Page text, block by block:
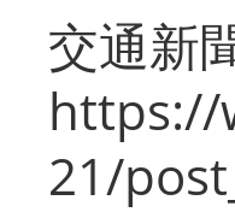
交通新
https://
21/